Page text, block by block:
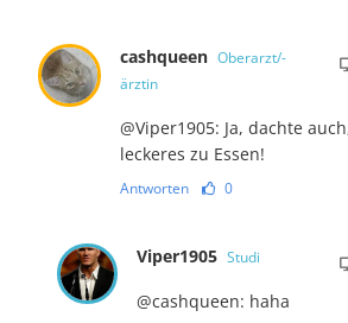
cashqueen Oberarzt/-
ärztin
@Viper1905: Ja, dachte
leckeres zu Essen!
Antworten 0
Viper1905 Studi
@cashqueen: haha